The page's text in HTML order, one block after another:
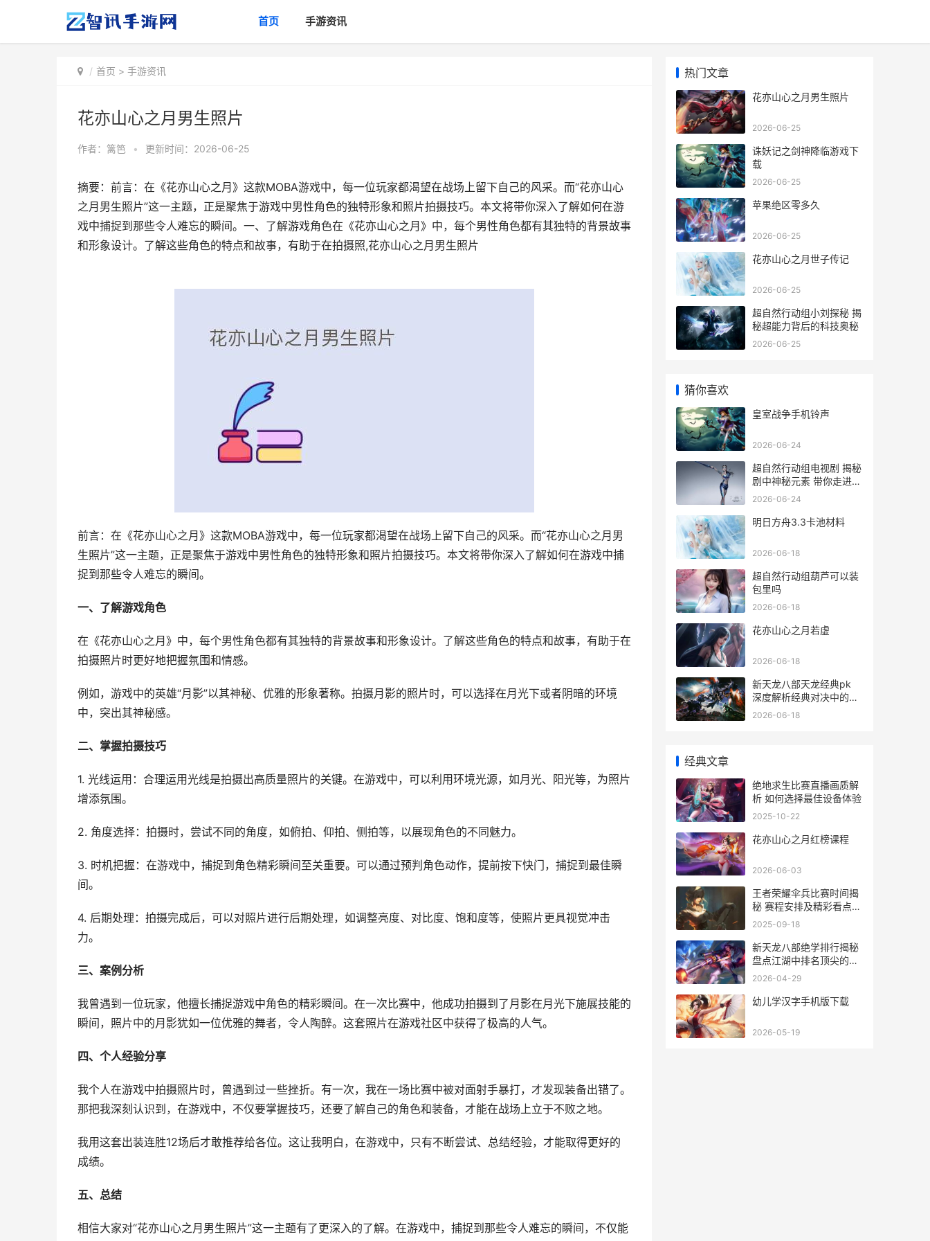
首页 手游资讯
首页 > 手游资讯
花亦山心之月男生照片
作者： 篱笆 • 更新时间：2026-06-25
摘要：前言：在《花亦山心之月》这款MOBA游戏中，每一位玩家都渴望在战场上留下自己的风采。而“花亦山心
之月男生照片”这一主题，正是聚焦于游戏中男性角色的独特形象和照片拍摄技巧。本文将带你深入了解如何在游
戏中捕捉到那些令人难忘的瞬间。一、了解游戏角色在《花亦山心之月》中，每个男性角色都有其独特的背景故事
和形象设计。了解这些角色的特点和故事，有助于在拍摄照,花亦山心之月男生照片
前言：在《花亦山心之月》这款MOBA游戏中，每一位玩家都渴望在战场上留下自己的风采。而“花亦山心之月男
生照片”这一主题，正是聚焦于游戏中男性角色的独特形象和照片拍摄技巧。本文将带你深入了解如何在游戏中捕
捉到那些令人难忘的瞬间。
一、了解游戏角色
在《花亦山心之月》中，每个男性角色都有其独特的背景故事和形象设计。了解这些角色的特点和故事，有助于在
拍摄照片时更好地把握氛围和情感。
例如，游戏中的英雄“月影”以其神秘、优雅的形象著称。拍摄月影的照片时，可以选择在月光下或者阴暗的环境
中，突出其神秘感。
二、掌握拍摄技巧
1. 光线运用：合理运用光线是拍摄出高质量照片的关键。在游戏中，可以利用环境光源，如月光、阳光等，为照片
增添氛围。
2. 角度选择：拍摄时，尝试不同的角度，如俯拍、仰拍、侧拍等，以展现角色的不同魅力。
3. 时机把握：在游戏中，捕捉到角色精彩瞬间至关重要。可以通过预判角色动作，提前按下快门，捕捉到最佳瞬
间。
4. 后期处理：拍摄完成后，可以对照片进行后期处理，如调整亮度、对比度、饱和度等，使照片更具视觉冲击
力。
三、案例分析
我曾遇到一位玩家，他擅长捕捉游戏中角色的精彩瞬间。在一次比赛中，他成功拍摄到了月影在月光下施展技能的
瞬间，照片中的月影犹如一位优雅的舞者，令人陶醉。这套照片在游戏社区中获得了极高的人气。
四、个人经验分享
我个人在游戏中拍摄照片时，曾遇到过一些挫折。有一次，我在一场比赛中被对面射手暴打，才发现装备出错了。
那把我深刻认识到，在游戏中，不仅要掌握技巧，还要了解自己的角色和装备，才能在战场上立于不败之地。
我用这套出装连胜12场后才敢推荐给各位。这让我明白，在游戏中，只有不断尝试、总结经验，才能取得更好的
成绩。
五、总结
相信大家对“花亦山心之月男生照片”这一主题有了更深入的了解。在游戏中，捕捉到那些令人难忘的瞬间，不仅能
热门文章
花亦山心之月男生照片
2026-06-25
诛妖记之剑神降临游戏下
载
2026-06-25
苹果绝区零多久
2026-06-25
花亦山心之月世子传记
2026-06-25
超自然行动组小刘探秘 揭
秘超能力背后的科技奥秘
2026-06-25
猜你喜欢
皇室战争手机铃声
2026-06-24
超自然行动组电视剧 揭秘
剧中神秘元素 带你走进超
自然世界
2026-06-24
明日方舟3.3卡池材料
2026-06-18
超自然行动组葫芦可以装
包里吗
2026-06-18
花亦山心之月若虚
2026-06-18
新天龙八部天龙经典pk
深度解析经典对决中的战
术与策略
2026-06-18
经典文章
绝地求生比赛直播画质解
析 如何选择最佳设备体验
2025-10-22
花亦山心之月红榜课程
2026-06-03
王者荣耀伞兵比赛时间揭
秘 赛程安排及精彩看点不
容错过
2025-09-18
新天龙八部绝学排行揭秘
盘点江湖中排名顶尖的武
学秘籍
2026-04-29
幼儿学汉字手机版下载
2026-05-19